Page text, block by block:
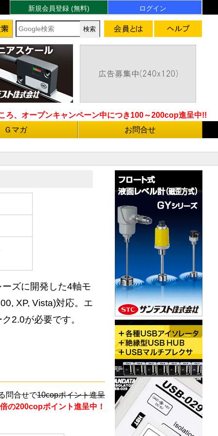
ログイン
新規会員登録 (無料)
ろ、オープンキャンペーン中につき100～200cop進呈中!!
Ｇマガ
お問合せ
ズに開発した4軸モ
XP, Vista)対応。エ
2.0が必要です。
問合せで10copポイント進呈
の200copポイント進呈中！